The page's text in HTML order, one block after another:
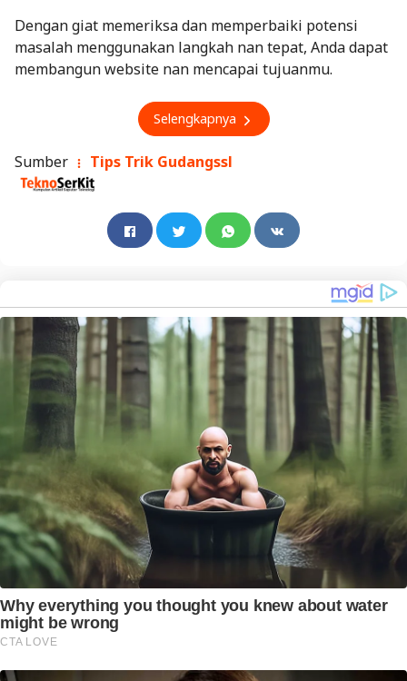
Dengan giat memeriksa dan memperbaiki potensi
masalah menggunakan langkah nan tepat, Anda dapat
membangun website nan mencapai tujuanmu.
Selengkapnya
Sumber Tips Trik Gudangssl